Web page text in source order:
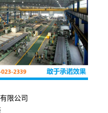
限公司